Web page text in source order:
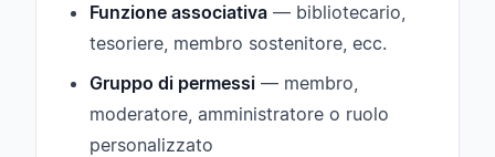
Funzione associativa — bibliotecario,
tesoriere, membro sostenitore, ecc.
Gruppo di permessi — membro,
moderatore, amministratore o ruolo
personalizzato